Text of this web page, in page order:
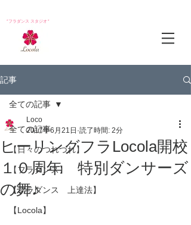
*フラダンス スタジオ*
記事
全ての記事
【日々のつれづれ】
【フラダンス】
【フラダンス 上達法】
【Locola】
全ての記事
ヒーリングフラLocola開校
１０周年 特別ダンサーズ
の舞♪
Loco
2017年6月21日 読了時間: 2分